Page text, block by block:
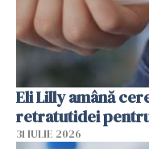
Eli Lilly amână
retratutidei
31 IULIE 2026